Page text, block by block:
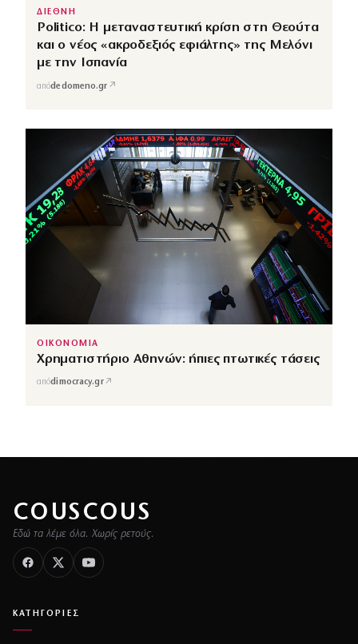
ΔΙΕΘΝΗ
Politico: Η μεταναστευτική κρίση στη Θεούτα
και ο νέος «ακροδεξιός εφιάλτης» της Μελόνι
με την Ισπανία
απόdedomeno.gr ↗
ΟΙΚΟΝΟΜΙΑ
Χρηματιστήριο Αθηνών: ήπιες πτωτικές τάσεις
απόdimocracy.gr↗
COUSCOUS
Εδώ τα λέμε όλα. Χωρίς ρετούς.
ΚΑΤΗΓΟΡΙΕΣ